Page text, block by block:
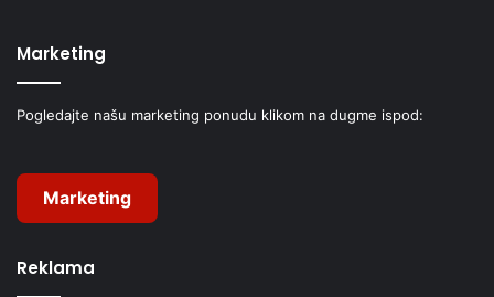
Marketing
Pogledajte našu marketing ponudu klikom na dugme ispod:
Marketing
Reklama